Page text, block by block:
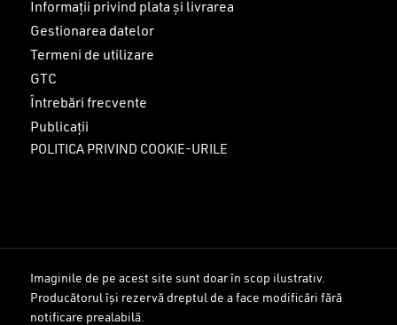
Sub-total:
Informații privind plata și livrarea
Gestionarea datelor
Termeni de utilizare
GTC
Întrebări frecvente
Publicații
POLITICA PRIVIND COOKIE-URILE
Imaginile de pe acest site sunt doar în scop ilustrativ.
Producătorul își rezervă dreptul de a face modificări fără
notificare prealabilă.